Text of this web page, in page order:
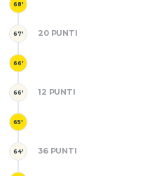
68'
67' 20 PUNTI
66'
66' 12 PUNTI
65'
64' 36 PUNTI